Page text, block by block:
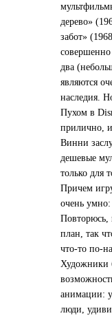
дерево»
забот»
совершенно
два
являются
наследия.
Пухом в
прилично, и
Винни
дешевые
только для
Причем
очень умно:
Повторюсь,
план, так
что-то по-
Художники
анимации:
люди,